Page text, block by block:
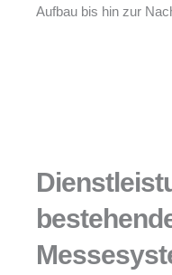
Aufbau bis hin zur